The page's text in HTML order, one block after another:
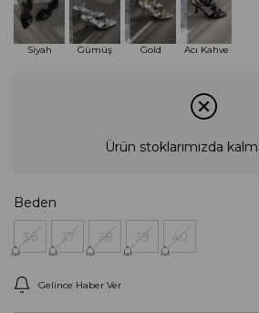
Siyah Gümüş
Tükendi
Gold Acı Kahve
Ürün stoklarımızda
Beden
36 37 38 39 40
Gelince Haber Ver